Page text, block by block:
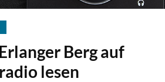
Berg auf
lesen